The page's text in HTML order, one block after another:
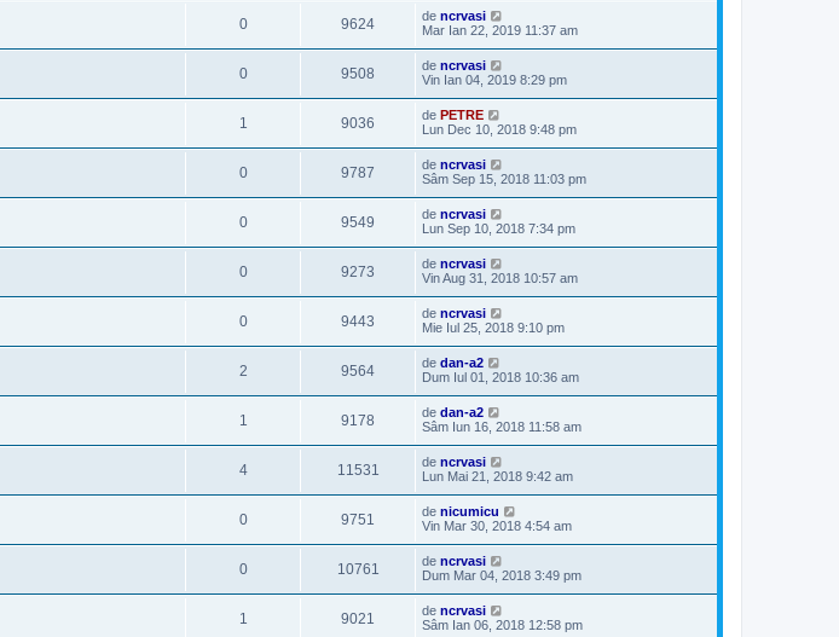
0 9624 de ncrvasi
Mar Ian 22, 2019 11:37 am
0 9508 de ncrvasi
Vin Ian 04, 2019 8:29 pm
1 9036 de PETRE
Lun Dec 10, 2018 9:48 pm
0 9787 de ncrvasi
Sâm Sep 15, 2018 11:03 pm
0 9549 de ncrvasi
Lun Sep 10, 2018 7:34 pm
0 9273 de ncrvasi
Vin Aug 31, 2018 10:57 am
0 9443 de ncrvasi
Mie Iul 25, 2018 9:10 pm
2 9564 de dan-a2
Dum Iul 01, 2018 10:36 am
1 9178 de dan-a2
Sâm Iun 16, 2018 11:58 am
4 11531 de ncrvasi
Lun Mai 21, 2018 9:42 am
0 9751 de nicumicu
Vin Mar 30, 2018 4:54 am
0 10761 de ncrvasi
Dum Mar 04, 2018 3:49 pm
1 9021 de ncrvasi
Sâm Ian 06, 2018 12:58 pm